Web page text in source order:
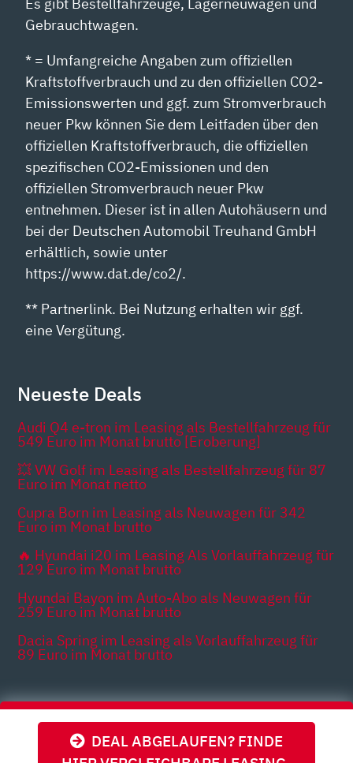
DEAL ABGELAUFEN? FINDE
Es gibt Bestellfahrzeuge, Lagerneuwagen und
Gebrauchtwagen.
* = Umfangreiche Angaben zum offiziellen
Kraftstoffverbrauch und zu den offiziellen CO2-
Emissionswerten und ggf. zum Stromverbrauch
neuer Pkw können Sie dem Leitfaden über den
offiziellen Kraftstoffverbrauch, die offiziellen
spezifischen CO2-Emissionen und den
offiziellen Stromverbrauch neuer Pkw
entnehmen. Dieser ist in allen Autohäusern und
bei der Deutschen Automobil Treuhand GmbH
erhältlich, sowie unter
https://www.dat.de/co2/.
** Partnerlink. Bei Nutzung erhalten wir ggf.
eine Vergütung.
Neueste Deals
Audi Q4 e-tron im Leasing als Bestellfahrzeug für
549 Euro im Monat brutto [Eroberung]
💥 VW Golf im Leasing als Bestellfahrzeug für 87
Euro im Monat netto
Cupra Born im Leasing als Neuwagen für 342
Euro im Monat brutto
🔥 Hyundai i20 im Leasing Als Vorlauffahrzeug für
129 Euro im Monat brutto
Hyundai Bayon im Auto-Abo als Neuwagen für
259 Euro im Monat brutto
Dacia Spring im Leasing als Vorlauffahrzeug für
89 Euro im Monat brutto